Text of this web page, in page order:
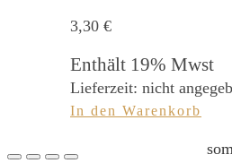
3,30 €
Enthält 19% Mwst
Lieferzeit: nicht
In den Warenkorb